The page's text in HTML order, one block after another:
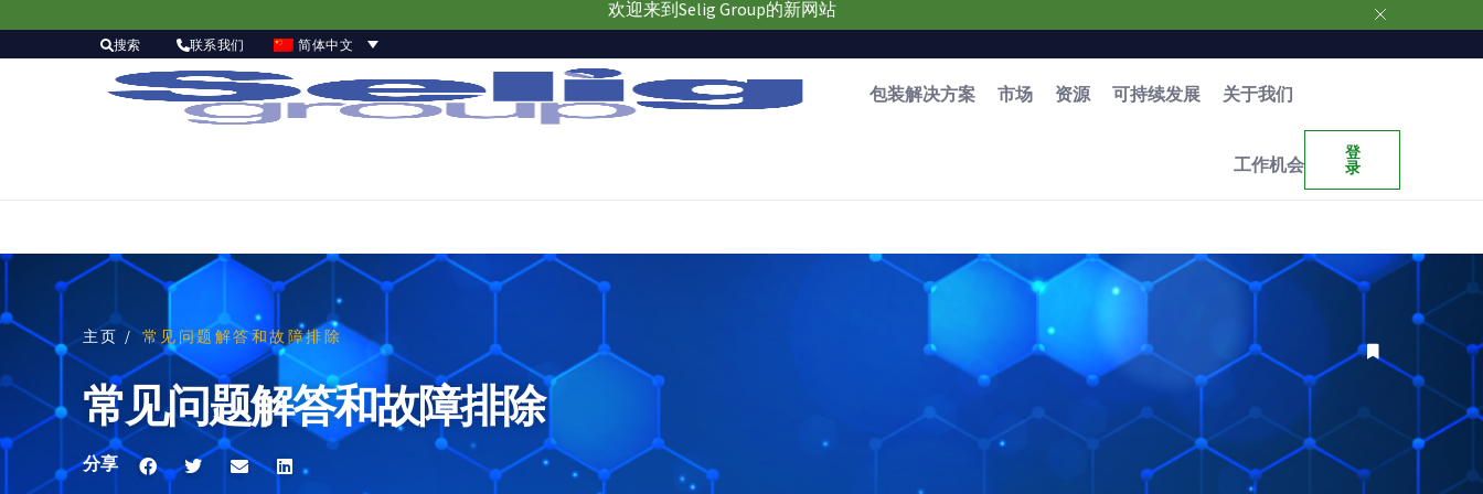
欢迎来到Selig Group的新网站
搜索 联系我们 简体中文
包装解决方案 市场 资源 可持续发展 关于我们
工作机会
登
录
主页 / 常见问题解答和故障排除
常见问题解答和故障排除
分享